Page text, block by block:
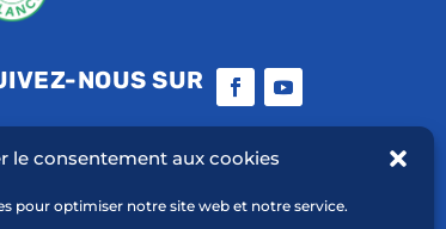
le consentement aux cookies
pour optimiser notre site web et notre service.
NOUS SUR